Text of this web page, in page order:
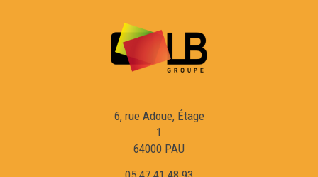
6, rue Adoue, Étage
1
64000 PAU